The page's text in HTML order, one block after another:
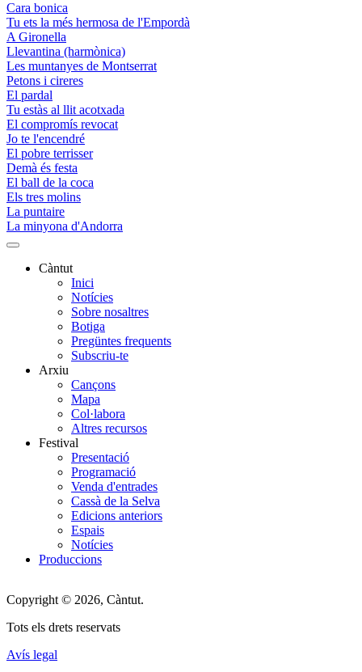
Cara bonica
Tu ets la més hermosa de l'Empordà
A Gironella
Llevantina (harmònica)
Les muntanyes de Montserrat
Petons i cireres
El pardal
Tu estàs al llit acotxada
El compromís revocat
Jo te l'encendré
El pobre terrisser
Demà és festa
El ball de la coca
Els tres molins
La puntaire
La minyona d'Andorra
Càntut
Inici
Notícies
Sobre nosaltres
Botiga
Pregüntes frequents
Subscriu-te
Arxiu
Cançons
Mapa
Col·labora
Altres recursos
Festival
Presentació
Programació
Venda d'entrades
Cassà de la Selva
Edicions anteriors
Espais
Notícies
Produccions
Copyright © 2026, Càntut.
Tots els drets reservats
Avís legal